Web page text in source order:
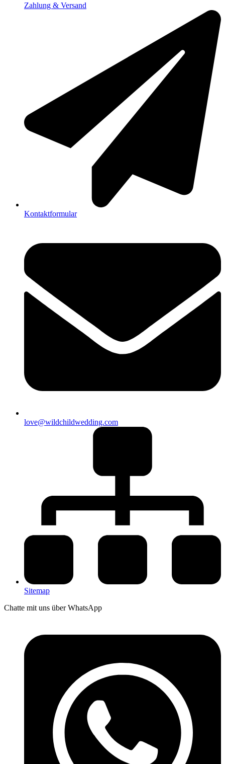
Zahlung & Versand
Kontaktformular
love@wildchildwedding.com
Sitemap
Chatte mit uns über WhatsApp